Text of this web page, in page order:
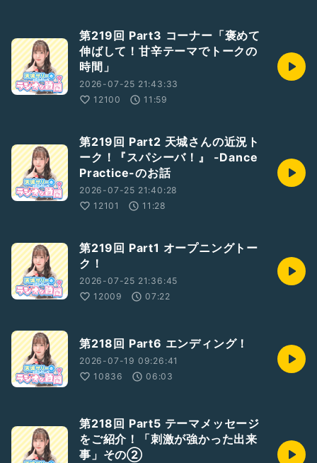
第219回 Part3 コーナー「褒めて
伸ばして！甘辛テーマでトークの
時間」
2026-07-25 21:43:33
12100
11:59
第219回 Part2 天城さんの近況ト
ーク！『スパシーバ！』 -Dance
Practice-のお話
2026-07-25 21:40:28
12101
11:28
第219回 Part1 オープニングトー
ク！
2026-07-25 21:36:45
12009
07:22
第218回 Part6 エンディング！
2026-07-19 09:26:41
10836
06:03
第218回 Part5 テーマメッセージ
をご紹介！「刺激が強かった出来
事」その②